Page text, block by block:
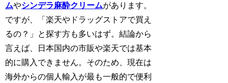
ムやシンデラ麻酔クリームがあります。
ですが、「楽天やドラッグストアで買え
るの？ 」と探す方も多いはず。結論から
言えば、日本国内の市販や楽天では基本
的に購入できません。そのため、現在は
海外からの個人輸入が最も一般的で便利